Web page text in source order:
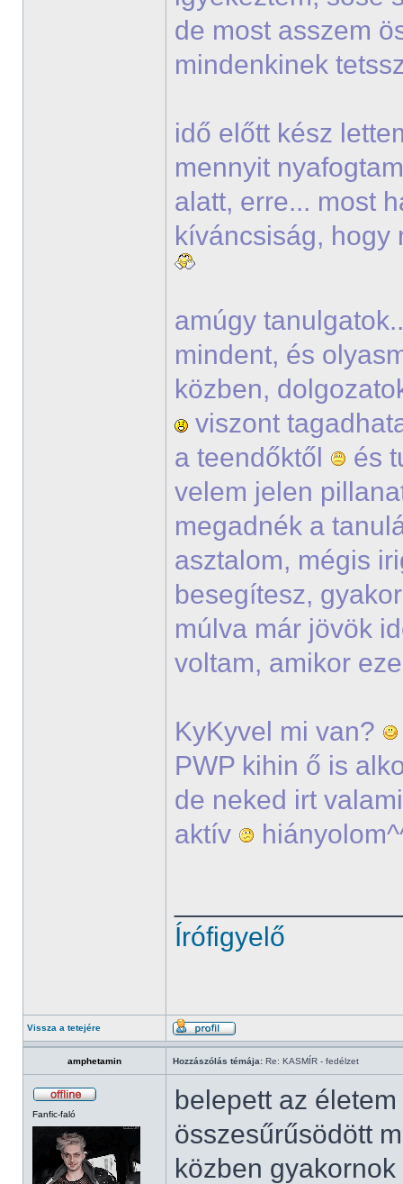
de most asszem
mindenkinek
idő előtt kész
mennyit
alatt, erre... most
kíváncsiság, hogy
amúgy
mindent, és
közben,
viszont
a teendőktől
és
velem jelen
megadnék a
asztalom, mégis
besegítesz,
múlva már jövök
voltam, amikor
KyKyvel mi van?
PWP kihin ő is
de neked irt
aktív
Írófigyelő
Vissza a tetejére
amphetamin Hozzászólás témája: Re: KASMÍR - fedélzet
Fanfic-faló
belepett az életem
összesűrűsödött
közben